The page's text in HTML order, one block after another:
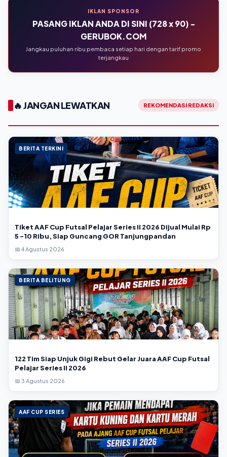
IKLAN SPONSOR
PASANG IKLAN ANDA DI SINI (728 x 90) -
GERUBOK.COM
Jangkau puluhan ribu pembaca setiap hari dengan tarif promo
terjangkau
🔥 JANGAN LEWATKAN REKOMENDASI REDAKSI
BERITA TERKINI
Tiket AAF Cup Futsal Pelajar Series II 2026 Dijual Mulai Rp
5 -10 Ribu, Siap Guncang GOR Tanjungpandan
📅 4 Agustus 2026
BERITA BELITUNG
122 Tim Siap Unjuk Gigi Rebut Gelar Juara AAF Cup Futsal
Pelajar Series II 2026
📅 3 Agustus 2026
AAF CUP SERIES